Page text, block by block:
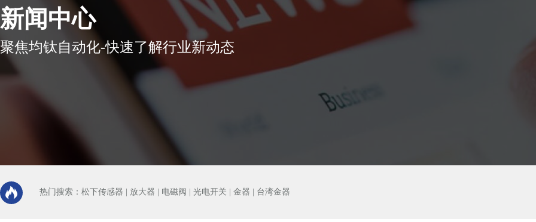
新闻中心
聚焦均钛自动化-快速了解行业新动态
热门搜索： 松下传感器 放大器 电磁阀 光电开关 金器 台湾金器